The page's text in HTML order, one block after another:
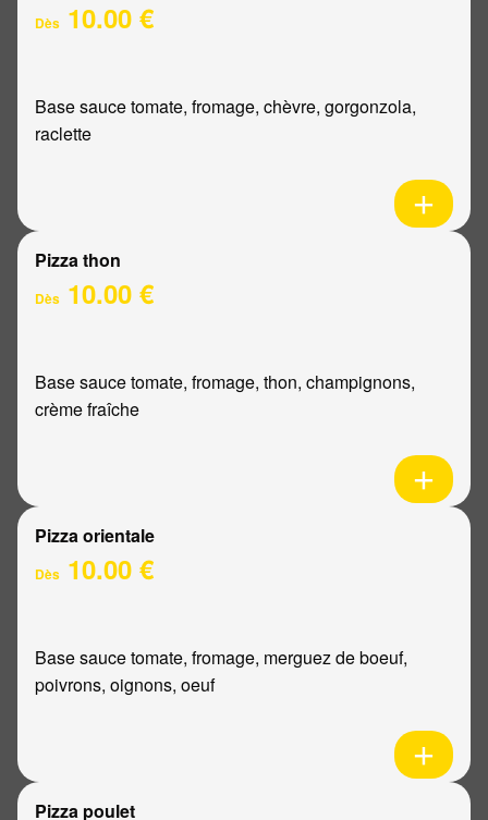
Dès 10.00 €
Base sauce tomate, fromage, chèvre, gorgonzola,
raclette
Pizza thon
Dès 10.00 €
Base sauce tomate, fromage, thon, champignons,
crème fraîche
Pizza orientale
Dès 10.00 €
Base sauce tomate, fromage, merguez de boeuf,
poivrons, oignons, oeuf
Pizza poulet